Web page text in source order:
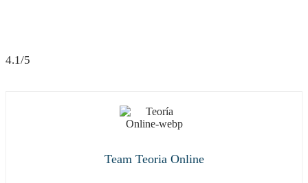
4.1/5
Team Teoria Online